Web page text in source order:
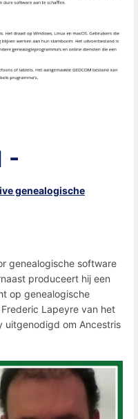
-
genealogische
genealogische software
produceert hij een
op genealogische
Lapeyre van het
uitgenodigd om Ancestris